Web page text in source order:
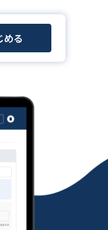
める